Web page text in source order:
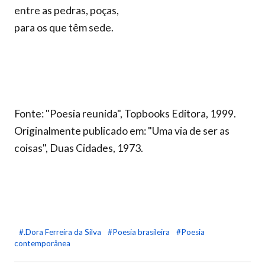
entre as pedras, poças,
para os que têm sede.
Fonte: "Poesia reunida", Topbooks Editora, 1999.
Originalmente publicado em: "Uma via de ser as
coisas", Duas Cidades, 1973.
#.Dora Ferreira da Silva #Poesia brasileira
#Poesia
contemporânea